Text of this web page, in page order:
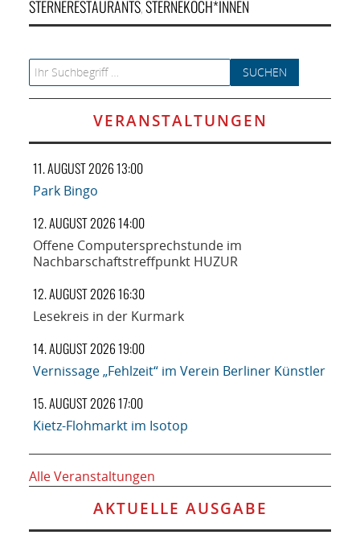
STERNERESTAURANTS,STERNEKÖCH*INNEN
Search for:
VERANSTALTUNGEN
11. AUGUST 2026 13:00
Park Bingo
12. AUGUST 2026 14:00
Offene Computersprechstunde im
Nachbarschaftstreffpunkt HUZUR
12. AUGUST 2026 16:30
Lesekreis in der Kurmark
14. AUGUST 2026 19:00
Vernissage „Fehlzeit“ im Verein Berliner Künstler
15. AUGUST 2026 17:00
Kietz-Flohmarkt im Isotop
Alle Veranstaltungen
AKTUELLE AUSGABE